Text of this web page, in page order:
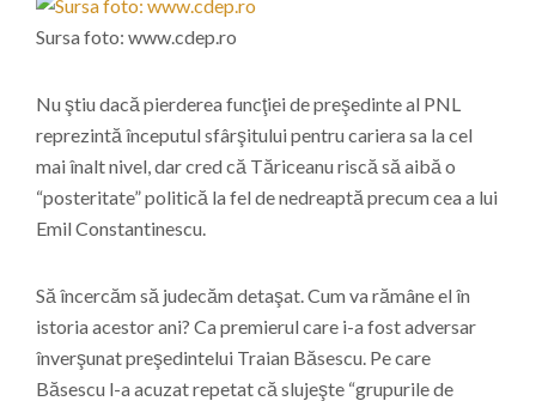
Sursa foto: www.cdep.ro
Nu ştiu dacă pierderea funcţiei de preşedinte al PNL
reprezintă începutul sfârşitului pentru cariera sa la cel
mai înalt nivel, dar cred că Tăriceanu riscă să aibă o
“posteritate” politică la fel de nedreaptă precum cea a lui
Emil Constantinescu.
Să încercăm să judecăm detaşat. Cum va rămâne el în
istoria acestor ani? Ca premierul care i-a fost adversar
înverşunat preşedintelui Traian Băsescu. Pe care
Băsescu l-a acuzat repetat că slujeşte “grupurile de